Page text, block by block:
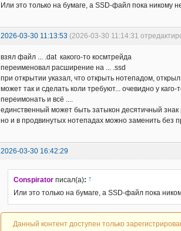
Или это только на бумаге, а SSD-файл пока никому
2026-03-30 11:13:53 (2026-03-30 11:14:31
взял файл ... .dat какого-то космтрейда
переименовал расширение на ... .ssd
при открытии указал, что открыть нотепадом, открыл
может так и сделать коли требуют... очевидно у
переимонать и всё ....
единственный может быть затыкон десятичный знак
но и в продвинутых нотепадах можно заменить без
2026-03-30 16:42:29
Conspirator писал(а): ↑
Или это только на бумаге, а SSD-файл пока
Данный контент доступен только